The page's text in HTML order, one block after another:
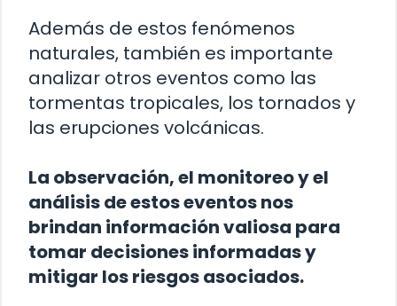
Además de estos fenómenos
naturales, también es importante
analizar otros eventos como las
tormentas tropicales, los tornados y
las erupciones volcánicas.
La observación, el monitoreo y el
análisis de estos eventos nos
brindan información valiosa para
tomar decisiones informadas y
mitigar los riesgos asociados.